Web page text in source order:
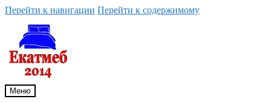
Перейти к навигации Перейти к содержимому
Меню